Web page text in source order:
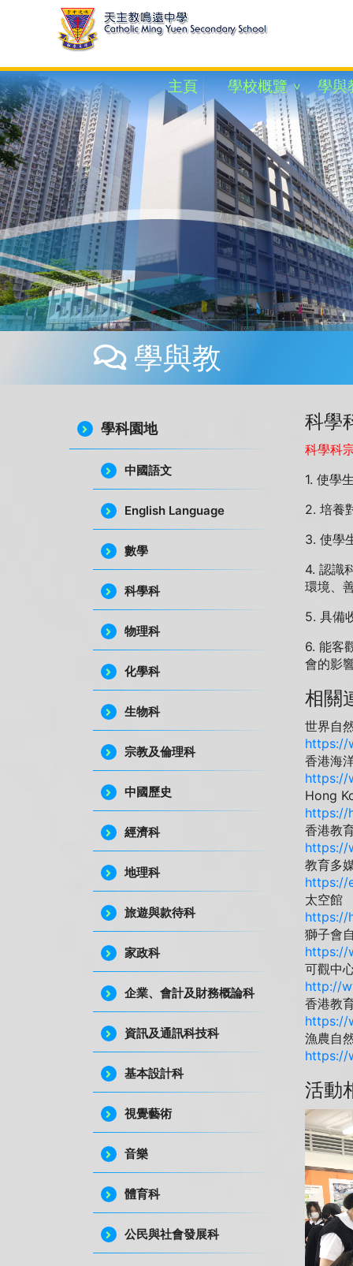
主頁 學校概覽 學與
學與教
學科園地
中國語文
English Language
數學
科學科
物理科
化學科
生物科
宗教及倫理科
中國歷史
經濟科
地理科
旅遊與款待科
家政科
企業、會計及財務概論科
資訊及通訊科技科
基本設計科
視覺藝術
音樂
體育科
公民與社會發展科
科學
科學科
1. 使學
2. 培養
3. 使學
4. 認識
環境、
5. 具備
6. 能客
會的影
相關
世界自
https://
香港海
https://
Hong
https://
香港教
https://
教育多
https://
太空館
https://
獅子會
https://
可觀中
http://
香港教
https://
漁農自
https://
活動